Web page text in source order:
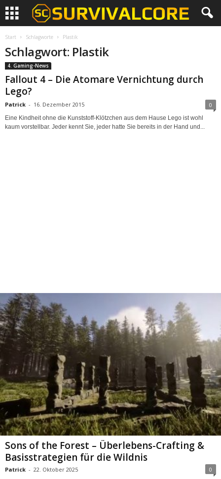
Start Schlagworte Plastik
Schlagwort: Plastik
4. Gaming-News
Fallout 4 – Die Atomare Vernichtung durch
Lego?
Patrick - 16. Dezember 2015 0
Eine Kindheit ohne die Kunststoff-Klötzchen aus dem Hause Lego ist wohl
kaum vorstellbar. Jeder kennt Sie, jeder hatte Sie bereits in der Hand und...
Sons of the Forest – Überlebens-Crafting &
Basisstrategien für die Wildnis
Patrick - 22. Oktober 2025 0